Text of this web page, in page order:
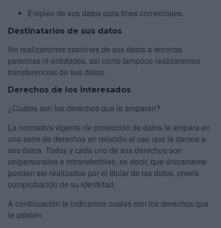
Empleo de sus datos para fines comerciales.
Destinatarios de sus datos
No realizaremos cesiones de sus datos a terceras
personas ni entidades, así como tampoco realizaremos
transferencias de sus datos.
Derechos de los interesados
¿Cuáles son los derechos que le amparan?
La normativa vigente de protección de datos le ampara en
una serie de derechos en relación al uso que le damos a
sus datos. Todos y cada uno de sus derechos son
unipersonales e intransferibles, es decir, que únicamente
pueden ser realizados por el titular de los datos, previa
comprobación de su identidad.
A continuación te indicamos cuales son los derechos que
le asisten: